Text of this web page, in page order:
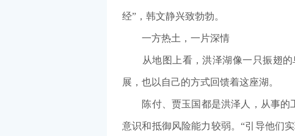
经”，韩文静兴致勃勃。
一方热土，一片深情
从地图上看，洪泽湖像一只振翅的
展，也以自己的方式回馈着这座湖。
陈付、贾玉国都是洪泽人，从事的工
意识和抵御风险能力较弱。“引导他们